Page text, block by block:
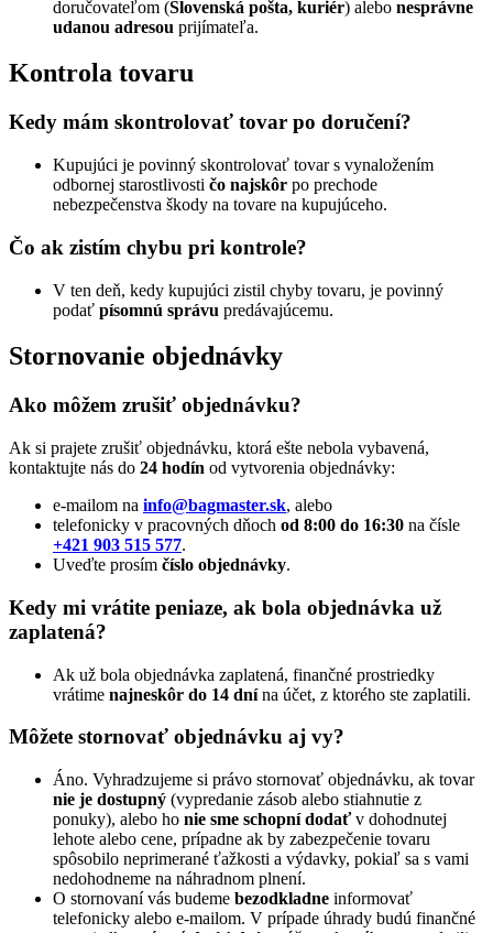
doručovateľom (Slovenská pošta, kuriér) alebo nesprávne
udanou adresou prijímateľa.
Kontrola tovaru
Kedy mám skontrolovať tovar po doručení?
Kupujúci je povinný skontrolovať tovar s vynaložením
odbornej starostlivosti čo najskôr po prechode
nebezpečenstva škody na tovare na kupujúceho.
Čo ak zistím chybu pri kontrole?
V ten deň, kedy kupujúci zistil chyby tovaru, je povinný
podať písomnú správu predávajúcemu.
Stornovanie objednávky
Ako môžem zrušiť objednávku?
Ak si prajete zrušiť objednávku, ktorá ešte nebola vybavená,
kontaktujte nás do 24 hodín od vytvorenia objednávky:
e-mailom na info@bagmaster.sk, alebo
telefonicky v pracovných dňoch od 8:00 do 16:30 na čísle
+421 903 515 577.
Uveďte prosím číslo objednávky.
Kedy mi vrátite peniaze, ak bola objednávka už
zaplatená?
Ak už bola objednávka zaplatená, finančné prostriedky
vrátime najneskôr do 14 dnína účet, z ktorého ste zaplatili.
Môžete stornovať objednávku aj vy?
Áno. Vyhradzujeme si právo stornovať objednávku, ak tovar
nie je dostupný (vypredanie zásob alebo stiahnutie z
ponuky), alebo ho nie sme schopní dodaťv dohodnutej
lehote alebo cene, prípadne ak by zabezpečenie tovaru
spôsobilo neprimerané ťažkosti a výdavky, pokiaľ sa s vami
nedohodneme na náhradnom plnení.
O stornovaní vás budeme bezodkladne informovať
telefonicky alebo e-mailom. V prípade úhrady budú finančné